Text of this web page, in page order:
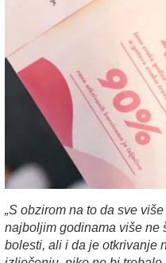
„S obzirom na to da sve
najboljim godinama više ne
bolesti, ali i da je otkrivanje